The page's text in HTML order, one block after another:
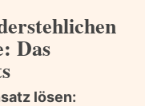
Das
lösen: